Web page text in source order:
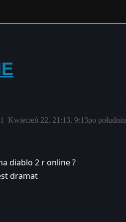
Kwiecień 22, 21:13, 9:13po południu
1
diablo 2 r online ?
dramat